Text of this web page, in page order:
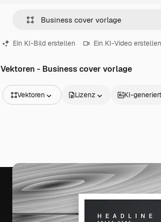
Ein KI-Bild erstellen Ein KI-Video erstellen
Vektoren - Business cover vorlage
Vektoren
Videos
Filmmaterial
Motion Graphics
Videovorlagen
Icons
3D-Modelle
Schriftarten
Lizenz KI-generiert